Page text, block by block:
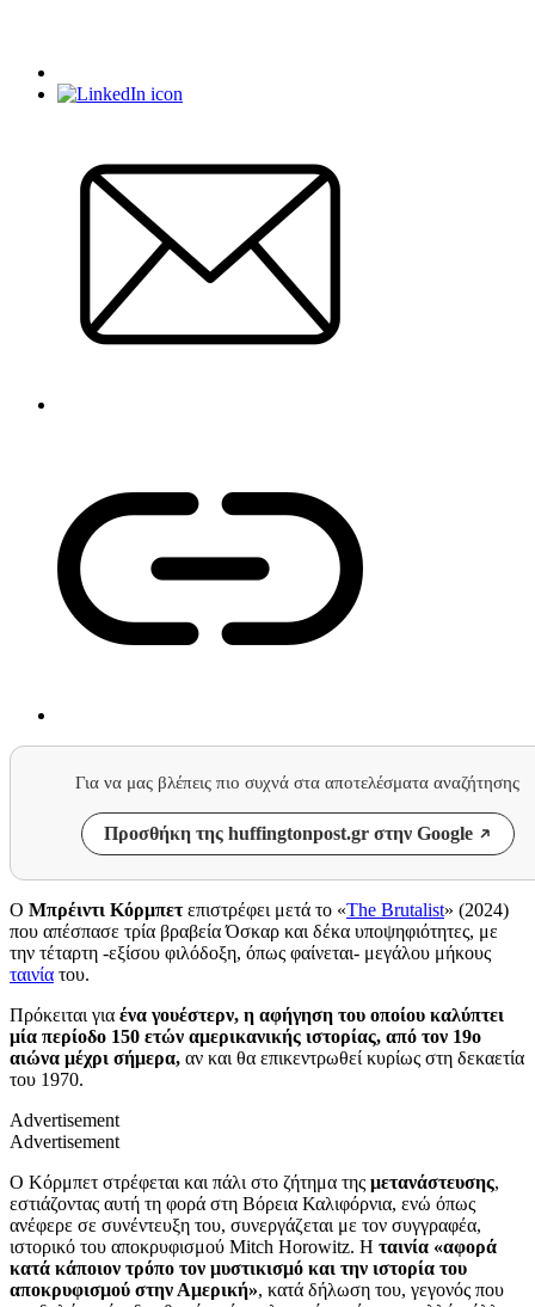
Για να μας βλέπεις πιο συχνά στα αποτελέσματα αναζήτησης
Προσθήκη της huffingtonpost.gr στην Google
Ο Μπρέιντι Κόρμπετεπιστρέφει μετά το «The Brutalist» (2024)
που απέσπασε τρία βραβεία Όσκαρ και δέκα υποψηφιότητες, με
την τέταρτη -εξίσου φιλόδοξη, όπως φαίνεται- μεγάλου μήκους
ταινία του.
Πρόκειται για ένα γουέστερν, η αφήγηση του οποίου καλύπτει
μία περίοδο 150 ετών αμερικανικής ιστορίας, από τον 19ο
αιώνα μέχρι σήμερα, αν και θα επικεντρωθεί κυρίως στη δεκαετία
του 1970.
Advertisement
Advertisement
Ο Κόρμπετ στρέφεται και πάλι στο ζήτημα της μετανάστευσης,
εστιάζοντας αυτή τη φορά στη Βόρεια Καλιφόρνια, ενώ όπως
ανέφερε σε συνέντευξη του, συνεργάζεται με τον συγγραφέα,
ιστορικό του αποκρυφισμού Mitch Horowitz. Η ταινία «αφορά
κατά κάποιον τρόπο τον μυστικισμό και την ιστορία του
αποκρυφισμού στην Αμερική», κατά δήλωση του, γεγονός που